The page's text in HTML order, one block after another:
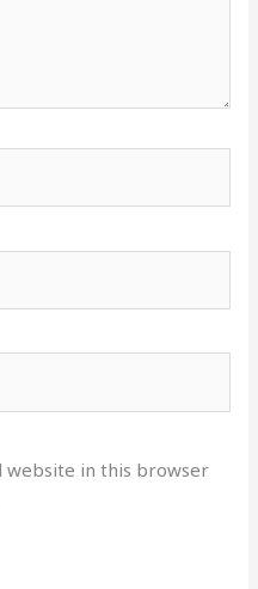
website in this browser